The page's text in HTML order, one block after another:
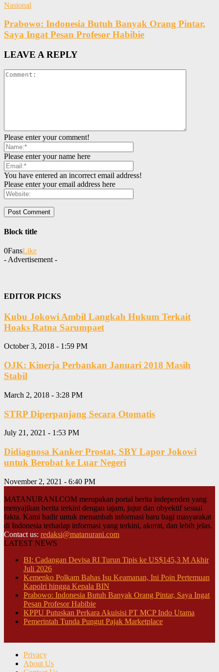
Nasional
Prabowo: Indonesia Butuh Banyak Orang Pintar,
Saya Ingat Pesan Profesor Habibie
LEAVE A REPLY
Please enter your comment!
Please enter your name here
You have entered an incorrect email address!
Please enter your email address here
Block title
0FansLike
- Advertisement -
EDITOR PICKS
Kubu Jokowi Ambil Langkah Hukum Terkait
Hoaks Ratna Sarumpaet
October 3, 2018 - 1:59 PM
OJK: Kinerja Perbankan Januari 2018 Masih
Stabil
March 2, 2018 - 3:28 PM
STRP Diperpanjang Secara Otomatis
July 21, 2021 - 1:53 PM
Didiagnosa Kanker Prostat, SBY Lapor Jokowi
untuk Berobat ke Luar Negeri
November 2, 2021 - 6:40 PM
MATANURANI.COM merupakan portal berita independen yang
menyajikan berita terkini dengan tajam, jujur dan obyektif sesuai
fakta. Kami hadir untuk menambah informasi baru bagi masyarakat
di Indonesia terhadap informasi yang terkini, akurat, dan lebih jelas.
Contact us: redaksi@matanurani.com
LATEST NEWS
BI: Cadangan Devisa RI Turun Tipis ke US$145,3 M Akhir
Juli 2026
Kemenko Polkam Bahas Isu Keamanan, Ini Poin Pertemuan
Kapolri hingga Kepala BIN
Prabowo: Indonesia Butuh Banyak Orang Pintar, Saya Ingat
Pesan Profesor Habibie
KPPU Putuskan Perkara Akuisisi PT MCP Indo Utama
Pemerintah Tunda Pungut Pajak Marketplace
Privacy
About Us